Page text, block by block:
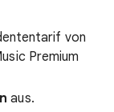
von
Premium
aus.